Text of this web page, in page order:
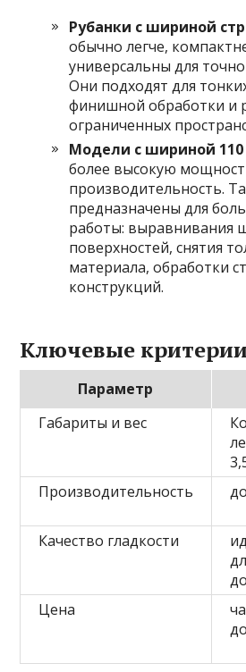
Рубанки с шириной
обычно легче,
универсальны для
Они подходят для
финишной обработки и
ограниченных
Модели с шириной
более высокую
производительность.
предназначены для
работы: выравнивания
поверхностей, снятия
материала, обработки
конструкций.
Ключевые
Параметр
Габариты и вес
Производительность
Качество гладкости
Цена